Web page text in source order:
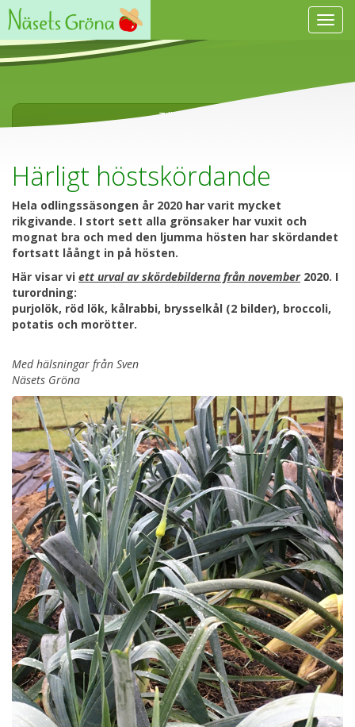
Visa/
Tillbaka
Härligt höstskördande
Hela odlingssäsongen år 2020 har varit mycket
rikgivande. I stort sett alla grönsaker har vuxit och
mognat bra och med den ljumma hösten har skördandet
fortsatt låångt in på hösten.
Här visar vi ett urval av skördebilderna från november2020. I
turordning:
purjolök, röd lök, kålrabbi, brysselkål (2 bilder), broccoli,
potatis och morötter.
Med hälsningar från Sven
Näsets Gröna